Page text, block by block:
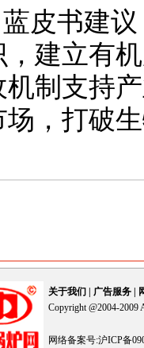
蓝皮书建
，建立有
机制支持
场，打破
关于我们 广告服务
Copyright @2004-
网络备案号:沪ICP备